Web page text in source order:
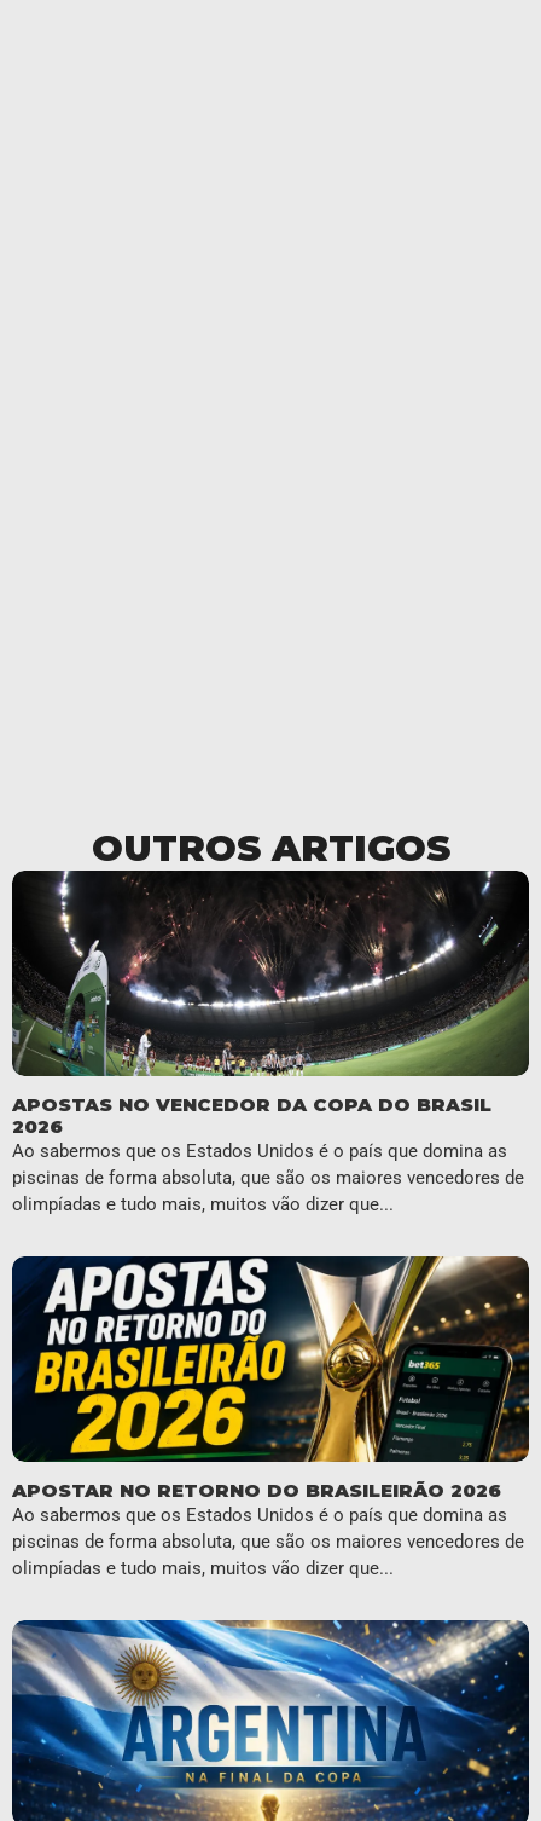
OUTROS ARTIGOS
APOSTAS NO VENCEDOR DA COPA DO BRASIL
2026
Ao sabermos que os Estados Unidos é o país que domina as
piscinas de forma absoluta, que são os maiores vencedores de
olimpíadas e tudo mais, muitos vão dizer que...
APOSTAR NO RETORNO DO BRASILEIRÃO 2026
Ao sabermos que os Estados Unidos é o país que domina as
piscinas de forma absoluta, que são os maiores vencedores de
olimpíadas e tudo mais, muitos vão dizer que...